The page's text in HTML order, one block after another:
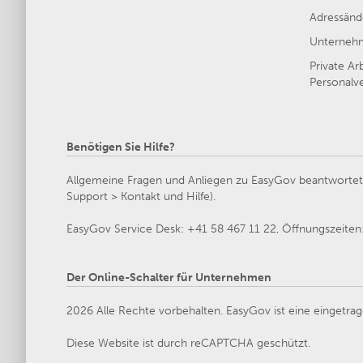
Private
Benötigen Sie Hilfe?
Allgemeine Fragen und Anliegen zu EasyGov
Support > Kontakt und Hilfe).
EasyGov Service Desk: +41 58 467 11 22,
Der Online-Schalter für Unternehmen
2026 Alle Rechte vorbehalten. EasyGov ist eine
Diese Website ist durch reCAPTCHA geschützt.